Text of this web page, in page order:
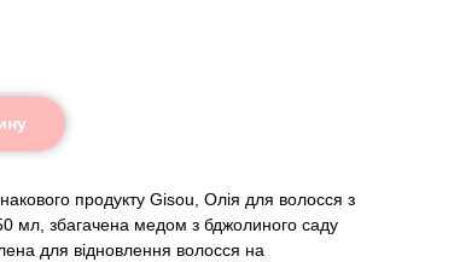
продукту Gisou, Олія для волосся з
мл, збагачена медом з бджолиного саду
для відновлення волосся на